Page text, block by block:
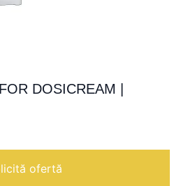
DOSICREAM |
ofertă